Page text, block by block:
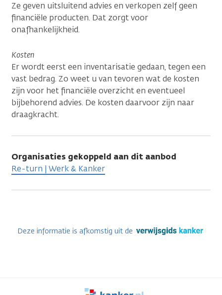
Ze geven uitsluitend advies en verkopen zelf geen
financiële producten. Dat zorgt voor
onafhankelijkheid.
Kosten
Er wordt eerst een inventarisatie gedaan, tegen een
vast bedrag. Zo weet u van tevoren wat de kosten
zijn voor het financiële overzicht en eventueel
bijbehorend advies. De kosten daarvoor zijn naar
draagkracht.
Organisaties gekoppeld aan dit aanbod
Re-turn | Werk & Kanker
Deze informatie is afkomstig uit de